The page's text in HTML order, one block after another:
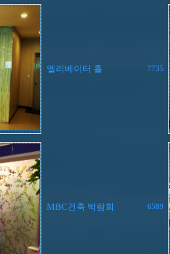
엘리베이터 홀 7735
MBC건축 박람회 6589